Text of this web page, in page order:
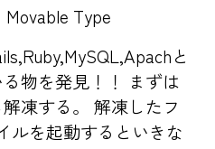
Movable Type
と
物を発見！！ まずは
凍する。 解凍したフ
ルを起動するといきな